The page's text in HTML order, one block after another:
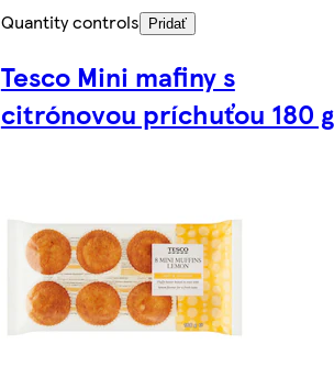
Quantity controls
Pridať
Tesco Mini mafiny s
citrónovou príchuťou 180 g